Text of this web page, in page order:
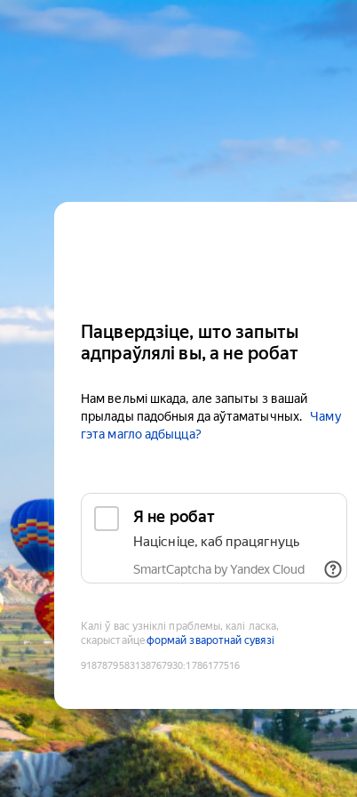
Пацвердзіце, што запыты
адпраўлялі вы, а не робат
Нам вельмі шкада, але запыты з вашай
прылады падобныя да аўтаматычных.
Чаму
гэта магло адбыцца?
Я не робат
Націсніце, каб працягнуць
SmartCaptcha by Yandex Cloud
Калі ў вас узніклі праблемы, калі ласка,
скарыстайцеформай зваротнай сувязі
9187879583138767930:1786177516